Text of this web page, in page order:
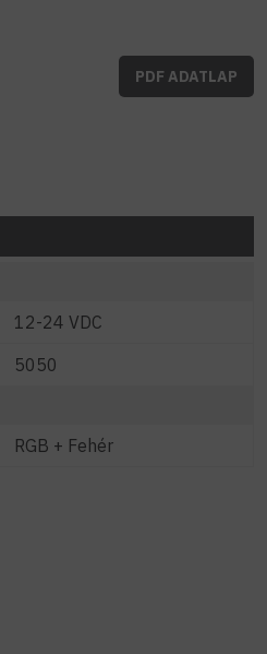
PDF ADATLAP
12-24 VDC
5050
RGB + Fehér